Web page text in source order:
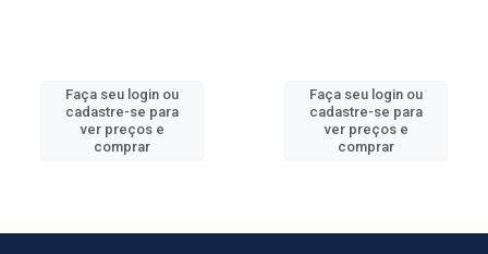
Faça seu login ou
cadastre-se para
ver preços e
comprar
Faça seu login ou
cadastre-se para
ver preços e
comprar